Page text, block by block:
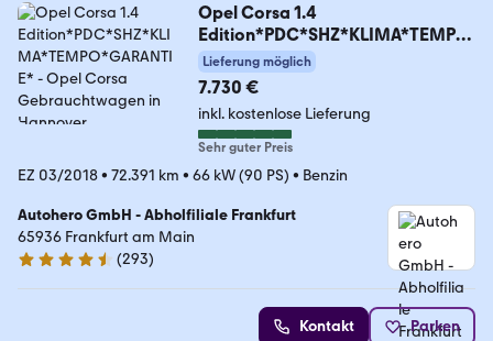
Opel Corsa 1.4
Edition*PDC*SHZ*KLIMA*TEMPO
*GARANTIE*
Lieferung möglich
7.730 €
inkl. kostenlose Lieferung
Sehr guter Preis
EZ 03/2018• 72.391 km • 66 kW (90 PS) • Benzin
Autohero GmbH - Abholfiliale Frankfurt
65936 Frankfurt am Main
4.6 Sterne
(293)
Kontakt Parken